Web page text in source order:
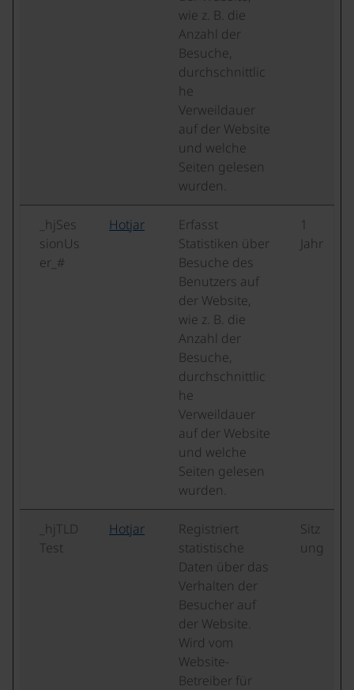
wie z. B. die
Anzahl der
Besuche,
durchschnittlic
he
Verweildauer
auf der Website
und welche
Seiten gelesen
wurden.
_hjSes
sionUs
er_#
Hotjar
Erfasst
Statistiken über
Besuche des
Benutzers auf
der Website,
wie z. B. die
Anzahl der
Besuche,
durchschnittlic
he
Verweildauer
auf der Website
und welche
Seiten gelesen
wurden.
1
Jahr
_hjTLD
Test
Hotjar
Registriert
statistische
Daten über das
Verhalten der
Besucher auf
der Website.
Wird vom
Website-
Betreiber für
Sitz
ung